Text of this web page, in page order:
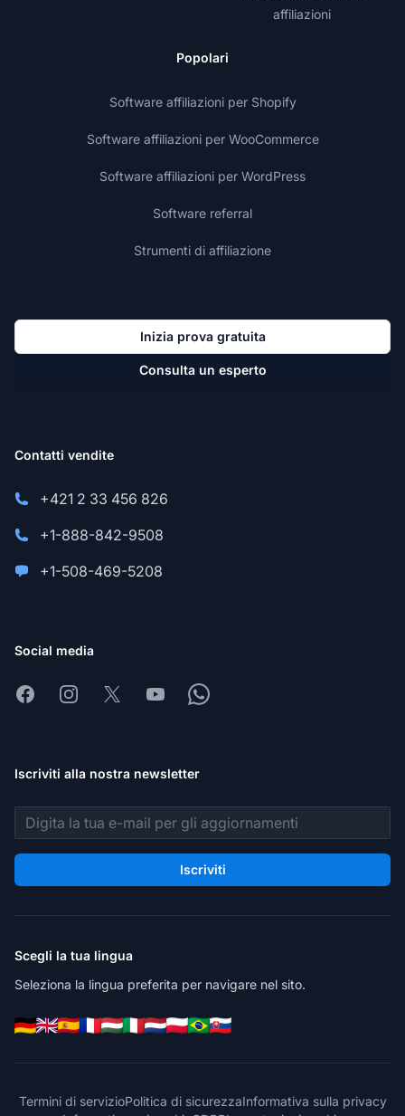
affiliazioni
Popolari
Software affiliazioni per Shopify
Software affiliazioni per WooCommerce
Software affiliazioni per WordPress
Software referral
Strumenti di affiliazione
Inizia prova gratuita
Consulta un esperto
Contatti vendite
+421 2 33 456 826
+1-888-842-9508
+1-508-469-5208
Social media
FacebookInstagram
X YoutubeWhatsapp
Iscriviti alla nostra newsletter
Indirizzo email
Iscriviti
Scegli la tua lingua
Seleziona la lingua preferita per navigare nel sito.
Termini di servizioPolitica di sicurezzaInformativa sulla privacy